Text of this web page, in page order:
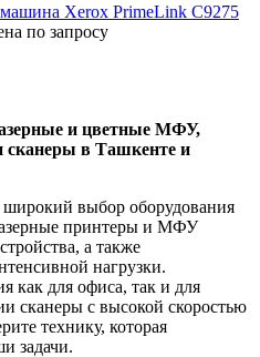
Xerox PrimeLink C9275
по запросу
и цветные МФУ,
в Ташкенте и
выбор оборудования
принтеры и МФУ
а также
нагрузки.
как для офиса, так и для
сканеры с высокой скоростью
технику, которая
задачи.